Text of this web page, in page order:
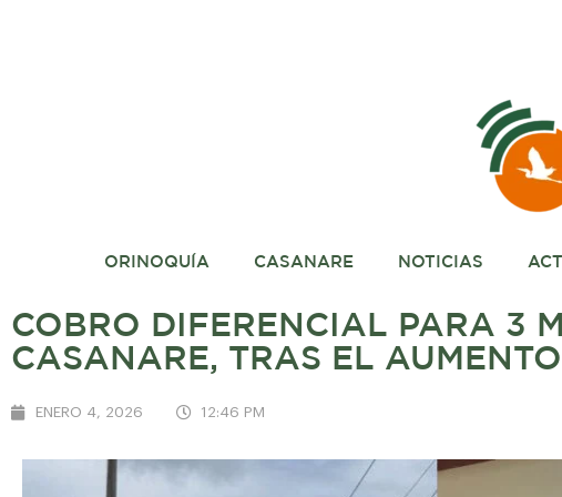
ORINOQUÍA CASANARE NOTICIAS
COBRO DIFERENCIAL PARA 3
CASANARE, TRAS EL
ENERO 4, 2026 12:46 PM